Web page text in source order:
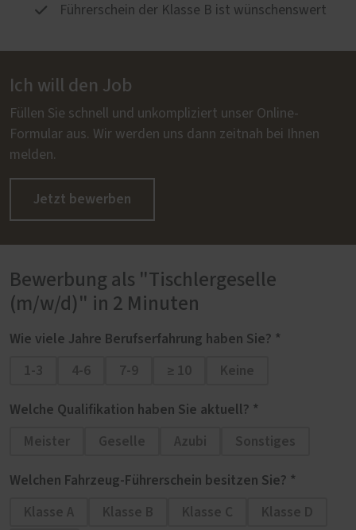
Führerschein der Klasse B ist wünschenswert
Ich will den Job
Füllen Sie schnell und unkompliziert unser Online-
Formular aus. Wir werden uns dann zeitnah bei Ihnen
melden.
Jetzt bewerben
Bewerbung als "Tischlergeselle
(m/w/d)" in 2 Minuten
Wie viele Jahre Berufserfahrung haben Sie? *
Welche Qualifikation haben Sie aktuell? *
Welchen Fahrzeug-Führerschein besitzen Sie? *